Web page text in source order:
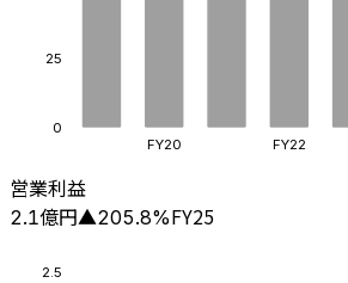
0
25
FY20 FY22
営業利益
2.1億円▲205.8%FY25
2.5